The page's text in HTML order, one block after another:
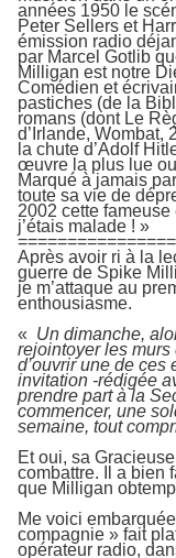
années 1950 le
Peter Sellers et
émission radio
par Marcel Gotlib
Milligan est notre
Comédien et
pastiches (de la
romans (dont Le
d’Irlande, Wombat,
la chute d’Adolf
œuvre la plus lue
Marqué à jamais
toute sa vie de
2002 cette
j’étais malade ! »
Après avoir ri à la
guerre de Spike
je m’attaque au
enthousiasme.
« Un dimanche,
rejointoyer les murs
d’ouvrir une de ces
invitation -rédigée
prendre part à la
commencer, une
semaine, tout
Et oui, sa
combattre. Il a bien
que Milligan
Me voici
compagnie » fait
opérateur radio,